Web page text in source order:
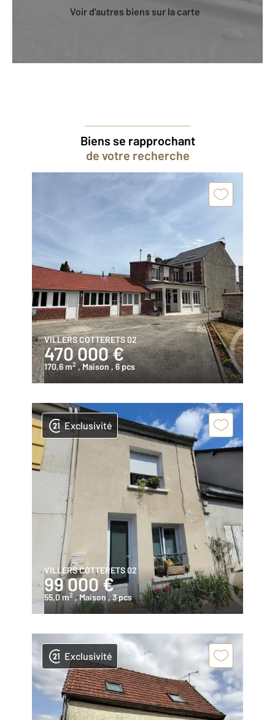
Voir d'autres biens sur la carte
Biens se rapprochant
de votre recherche
VILLERS COTTERETS 02
470 000 €
170,6 m2 , Maison , 6 pcs
Exclusivité
VILLERS COTTERETS 02
99 000 €
55,0 m2 , Maison , 3 pcs
Exclusivité